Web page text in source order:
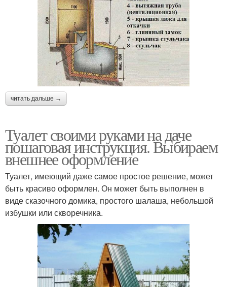
читать дальше →
Туалет своими руками на даче
пошаговая инструкция. Выбираем
внешнее оформление
Туалет, имеющий даже самое простое решение, может
быть красиво оформлен. Он может быть выполнен в
виде сказочного домика, простого шалаша, небольшой
избушки или скворечника.